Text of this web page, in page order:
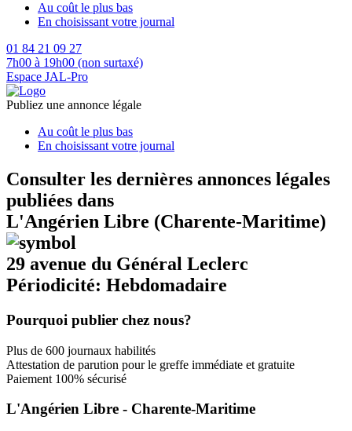
Au coût le plus bas
En choisissant votre journal
01 84 21 09 27
7h00 à 19h00 (non surtaxé)
Espace JAL-Pro
Publiez une annonce légale
Au coût le plus bas
En choisissant votre journal
Consulter les dernières annonces légales
publiées dans
L'Angérien Libre (Charente-Maritime)
29 avenue du Général Leclerc
Périodicité: Hebdomadaire
Pourquoi publier chez nous?
Plus de 600 journaux habilités
Attestation de parution pour le greffe immédiate et gratuite
Paiement 100% sécurisé
L'Angérien Libre - Charente-Maritime